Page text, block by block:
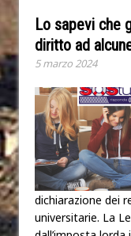
Lo sapevi che
diritto ad
5 marzo 2024
dichiarazione dei
universitarie. La